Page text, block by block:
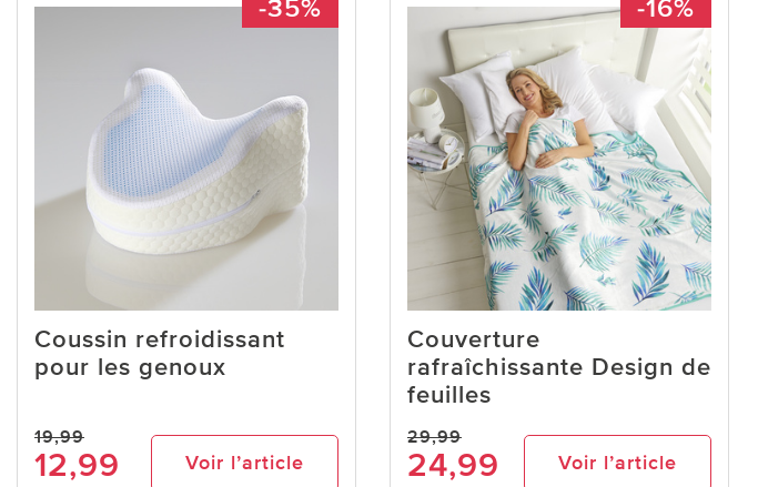
-35%
Coussin refroidissant
pour les genoux
19,99
12,99 Voir l’article
-16%
Couverture
rafraîchissante Design de
feuilles
29,99
24,99 Voir l’article